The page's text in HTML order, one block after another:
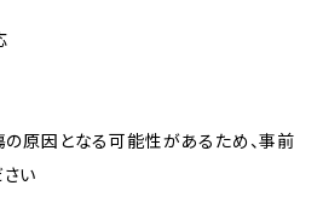
原因となる可能性があるため、事前
い